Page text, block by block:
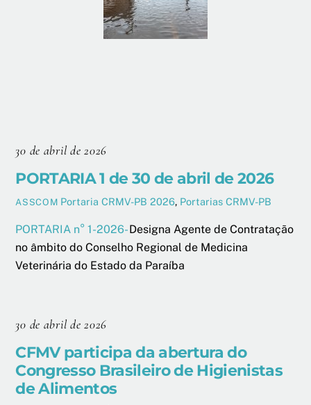
30 de abril de 2026
PORTARIA 1 de 30 de abril de 2026
ASSCOM Portaria CRMV-PB 2026, Portarias CRMV-PB
PORTARIA n° 1-2026-Designa Agente de Contratação
no âmbito do Conselho Regional de Medicina
Veterinária do Estado da Paraíba
30 de abril de 2026
CFMV participa da abertura do
Congresso Brasileiro de Higienistas
de Alimentos